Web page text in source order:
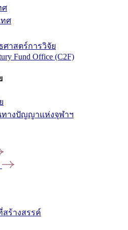
ศ
ทศ
าสตร์การวิจัย
Fund Office (C2F)
างปัญญาแห่งจุฬาฯ
ร้างสรรค์